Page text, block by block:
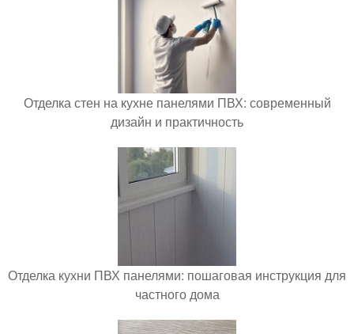
Отделка стен на кухне панелями ПВХ: современный
дизайн и практичность
Отделка кухни ПВХ панелями: пошаговая инструкция для
частного дома